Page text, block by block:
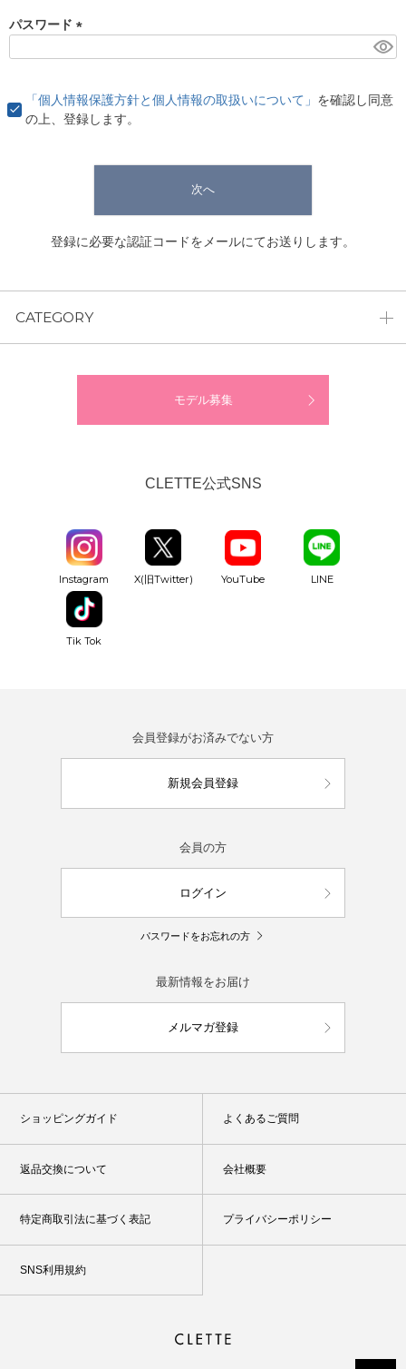
パスワード
)
「個人情報保護方針と個人情報の取扱いについて」 を確認し同意
の上、登録します。
次へ
登録に必要な認証コードをメールにてお送りします。
CATEGORY
モデル募集
CLETTE公式SNS
Instagram X(旧Twitter) YouTube LINE
Tik Tok
会員登録がお済みでない方
新規会員登録
会員の方
ログイン
パスワードをお忘れの方
最新情報をお届け
メルマガ登録
ショッピングガイド よくあるご質問
返品交換について 会社概要
特定商取引法に基づく表記 プライバシーポリシー
SNS利用規約